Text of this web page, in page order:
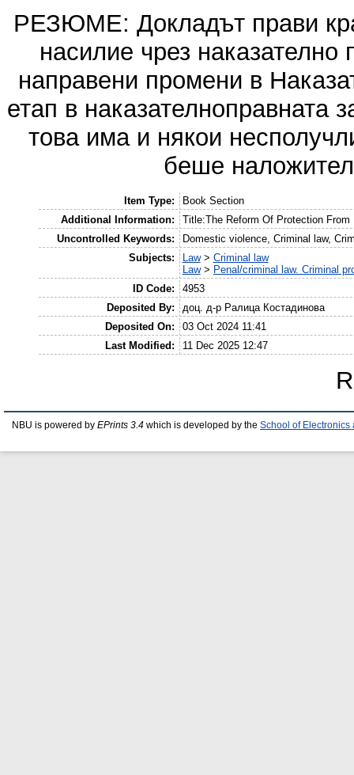
РЕЗЮМЕ: Докладът прави
насилие чрез
направени промени в
етап в
това има и някои
беше
Item Type:
Book Section
Additional Information:
Title:The Reform Of Protection
Uncontrolled Keywords:
Domestic violence, Criminal law,
Subjects:
Law> Criminal law
Law> Penal/criminal law. Criminal
ID Code:
4953
Deposited By:
доц. д-р Ралица Костадинова
Deposited On:
03 Oct 2024 11:41
Last Modified:
11 Dec 2025 12:47
NBU is powered by EPrints 3.4 which is developed by the School of Electronics